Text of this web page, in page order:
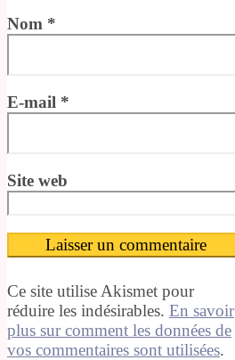
Nom *
E-mail *
Site web
Ce site utilise Akismet pour
réduire les indésirables. En savoir
plus sur comment les données de
vos commentaires sont utilisées.